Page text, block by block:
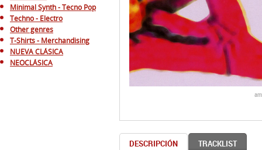
Minimal Synth - Tecno Pop
Techno - Electro
Other genres
T-Shirts - Merchandising
NUEVA CLÁSICA
NEOCLÁSICA
DESCRIPCIÓN TRACKLIST